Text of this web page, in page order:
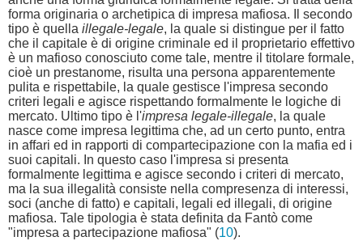
forma originaria o archetipica di impresa mafiosa. Il secondo
tipo è quella illegale-legale, la quale si distingue per il fatto
che il capitale è di origine criminale ed il proprietario effettivo
è un mafioso conosciuto come tale, mentre il titolare formale,
cioè un prestanome, risulta una persona apparentemente
pulita e rispettabile, la quale gestisce l'impresa secondo
criteri legali e agisce rispettando formalmente le logiche di
mercato. Ultimo tipo è l'impresa legale-illegale, la quale
nasce come impresa legittima che, ad un certo punto, entra
in affari ed in rapporti di compartecipazione con la mafia ed i
suoi capitali. In questo caso l'impresa si presenta
formalmente legittima e agisce secondo i criteri di mercato,
ma la sua illegalità consiste nella compresenza di interessi,
soci (anche di fatto) e capitali, legali ed illegali, di origine
mafiosa. Tale tipologia è stata definita da Fantò come
"impresa a partecipazione mafiosa" (10).